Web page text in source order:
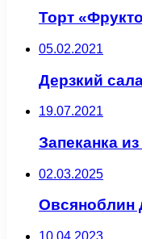
Торт
05.02.2021
Дерзкий
19.07.2021
Запеканка
02.03.2025
Овсяноблин